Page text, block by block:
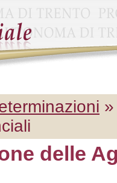
delle